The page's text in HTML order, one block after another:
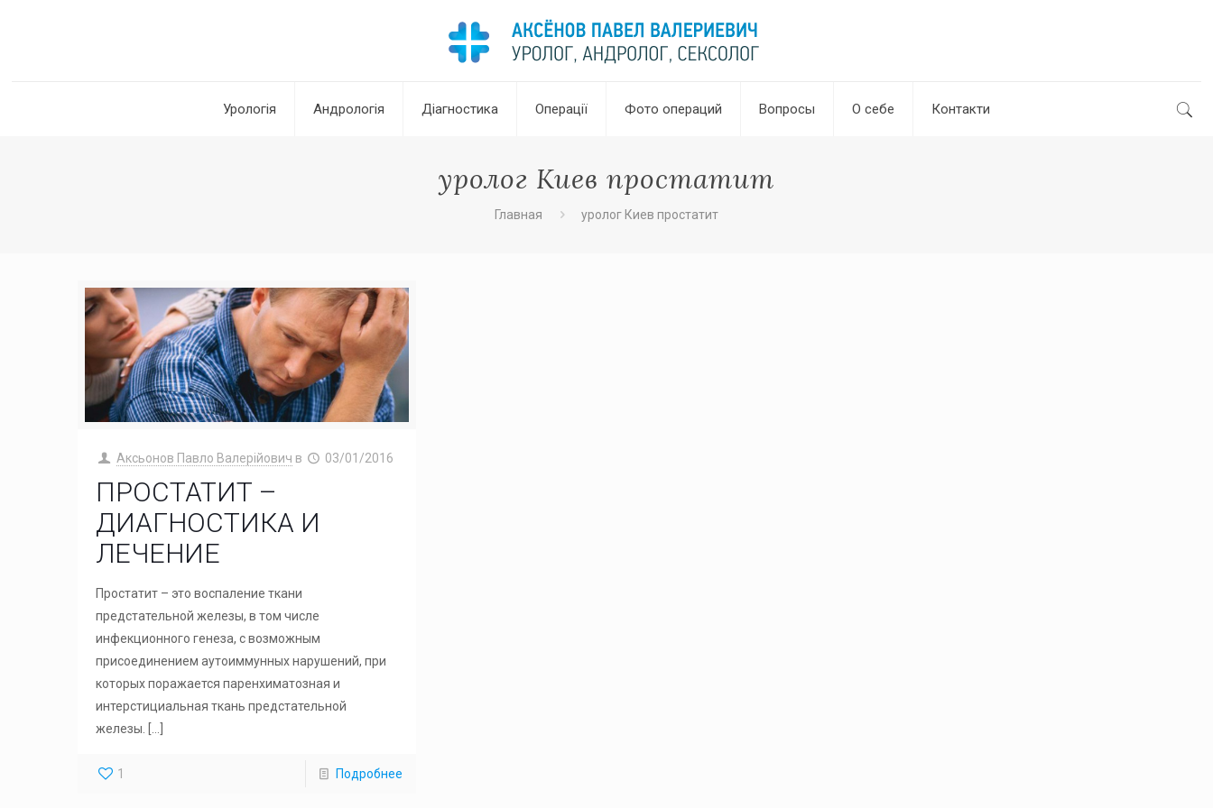
Урологія Андрологія Діагностика Операції Фото операций Вопросы О себе Контакти
уролог Киев простатит
Главная уролог Киев простатит
Аксьонов Павло Валерійович в 03/01/2016
ПРОСТАТИТ –
ДИАГНОСТИКА И
ЛЕЧЕНИЕ
Простатит – это воспаление ткани
предстательной железы, в том числе
инфекционного генеза, с возможным
присоединением аутоиммунных нарушений, при
которых поражается паренхиматозная и
интерстициальная ткань предстательной
железы. […]
1 Подробнее